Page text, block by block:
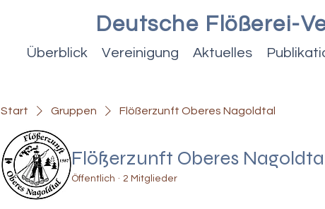
Deutsche Flößerei-
Überblick Vereinigung Aktuelles
Start Gruppen Flößerzunft Oberes Nagoldtal
Flößerzunft Oberes
Öffentlich · 2 Mitglieder